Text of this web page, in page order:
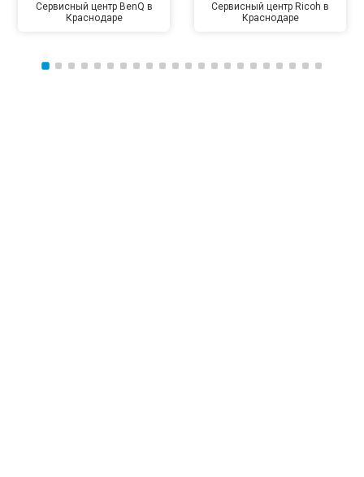
Сервисный центр BenQ в
Краснодаре
Сервисный центр Ricoh в
Краснодаре